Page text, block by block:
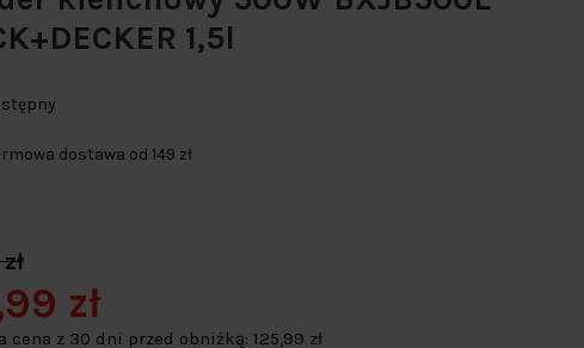
1,5l
dostawa od 149 zł
zł
cena z 30 dni przed obniżką: 125,99 zł